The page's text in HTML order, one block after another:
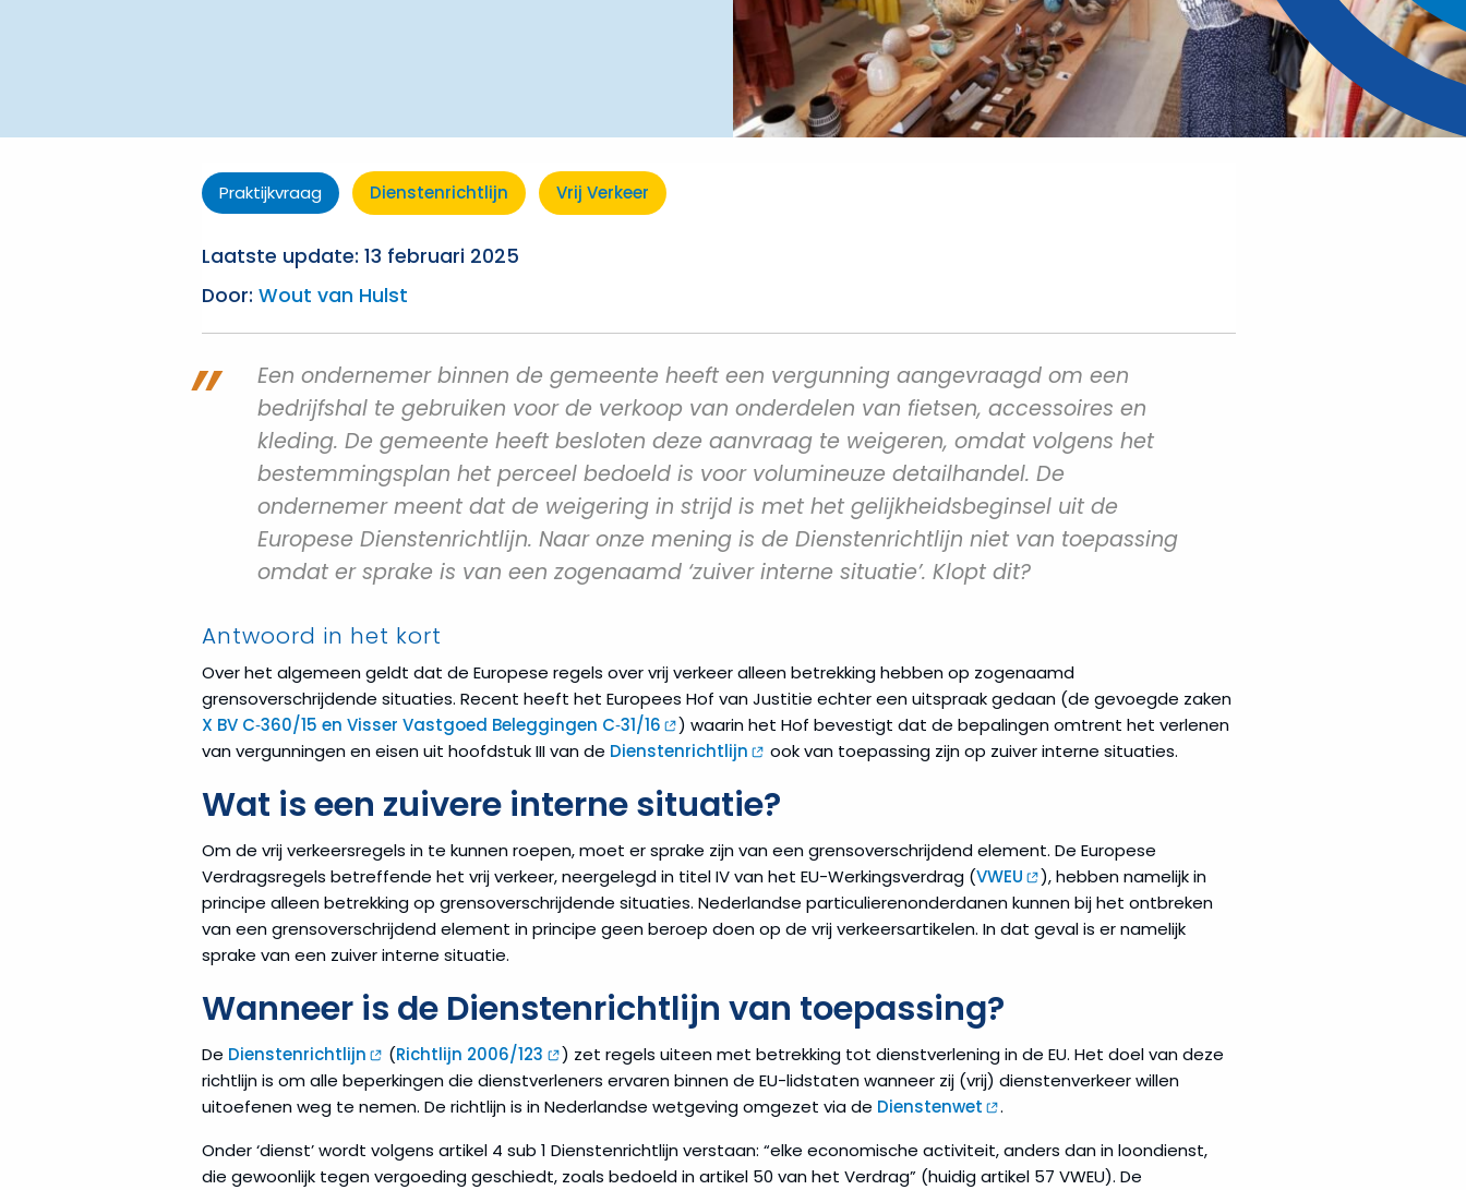
Praktijkvraag Dienstenrichtlijn Vrij Verkeer
Laatste update: 13 februari 2025
Door: Wout van Hulst
Een ondernemer binnen de gemeente heeft een vergunning aangevraagd om een
bedrijfshal te gebruiken voor de verkoop van onderdelen van fietsen, accessoires en
kleding. De gemeente heeft besloten deze aanvraag te weigeren, omdat volgens het
bestemmingsplan het perceel bedoeld is voor volumineuze detailhandel. De
ondernemer meent dat de weigering in strijd is met het gelijkheidsbeginsel uit de
Europese Dienstenrichtlijn. Naar onze mening is de Dienstenrichtlijn niet van toepassing
omdat er sprake is van een zogenaamd ‘zuiver interne situatie’. Klopt dit?
Antwoord in het kort
Over het algemeen geldt dat de Europese regels over vrij verkeer alleen betrekking hebben op zogenaamd
grensoverschrijdende situaties. Recent heeft het Europees Hof van Justitie echter een uitspraak gedaan (de gevoegde zaken
X BV C‑360/15 en Visser Vastgoed Beleggingen C‑31/16
) waarin het Hof bevestigt dat de bepalingen omtrent het verlenen
van vergunningen en eisen uit hoofdstuk III van de Dienstenrichtlijn ook van toepassing zijn op zuiver interne situaties.
Wat is een zuivere interne situatie?
Om de vrij verkeersregels in te kunnen roepen, moet er sprake zijn van een grensoverschrijdend element. De Europese
Verdragsregels betreffende het vrij verkeer, neergelegd in titel IV van het EU-Werkingsverdrag (VWEU
), hebben namelijk in
principe alleen betrekking op grensoverschrijdende situaties. Nederlandse particulierenonderdanen kunnen bij het ontbreken
van een grensoverschrijdend element in principe geen beroep doen op de vrij verkeersartikelen. In dat geval is er namelijk
sprake van een zuiver interne situatie.
Wanneer is de Dienstenrichtlijn van toepassing?
De Dienstenrichtlijn (Richtlijn 2006/123
) zet regels uiteen met betrekking tot dienstverlening in de EU. Het doel van deze
richtlijn is om alle beperkingen die dienstverleners ervaren binnen de EU-lidstaten wanneer zij (vrij) dienstenverkeer willen
uitoefenen weg te nemen. De richtlijn is in Nederlandse wetgeving omgezet via de Dienstenwet
.
Onder ‘dienst’ wordt volgens artikel 4 sub 1 Dienstenrichtlijn verstaan: “elke economische activiteit, anders dan in loondienst,
die gewoonlijk tegen vergoeding geschiedt, zoals bedoeld in artikel 50 van het Verdrag” (huidig artikel 57 VWEU). De